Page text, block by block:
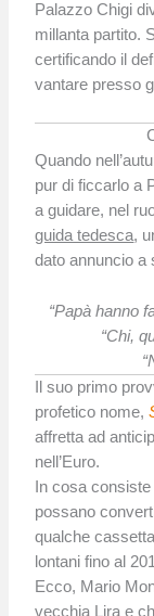
Palazzo Chigi
millanta partito.
certificando il
vantare presso
Quando
pur di ficcarlo a
a guidare, nel
guida tedesca,
dato annuncio a
“Papà hanno
“Chi,
Il suo primo
profetico nome,
affretta ad
nell’Euro.
In cosa
possano
qualche
lontani fino al
Ecco, Mario
vecchia Lira e